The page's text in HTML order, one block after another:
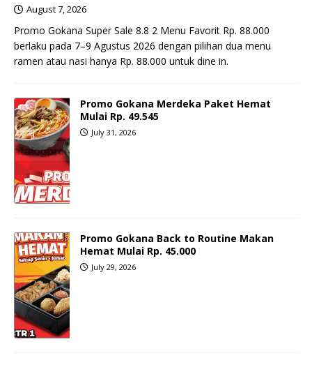
August 7, 2026
Promo Gokana Super Sale 8.8 2 Menu Favorit Rp. 88.000
berlaku pada 7–9 Agustus 2026 dengan pilihan dua menu
ramen atau nasi hanya Rp. 88.000 untuk dine in.
Promo Gokana Merdeka Paket Hemat
Mulai Rp. 49.545
July 31, 2026
Promo Gokana Back to Routine Makan
Hemat Mulai Rp. 45.000
July 29, 2026